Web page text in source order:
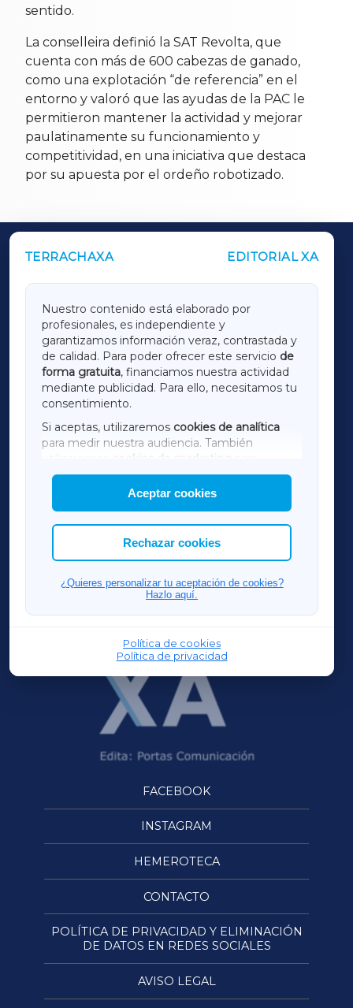
sentido.
La conselleira definió la SAT Revolta, que
cuenta con más de 600 cabezas de ganado,
como una explotación “de referencia” en el
entorno y valoró que las ayudas de la PAC le
permitieron mantener la actividad y mejorar
paulatinamente su funcionamiento y
competitividad, en una iniciativa que destaca
por su apuesta por el ordeño robotizado.
TERRACHAXA EDITORIAL XA
Nuestro contenido está elaborado por
profesionales, es independiente y
garantizamos información veraz, contrastada y
de calidad. Para poder ofrecer este servicio de
forma gratuita, financiamos nuestra actividad
mediante publicidad. Para ello, necesitamos tu
consentimiento.
Si aceptas, utilizaremos cookies de analítica
para medir nuestra audiencia. También
utilizaremos
cookies de marketing
mostrar publicidad de terceros.
Asimismo, puedes personalizar la elección de
las cookies que deseas permitir.
Aceptar cookies
Rechazar cookies
¿Quieres personalizar tu aceptación de cookies?
Hazlo aquí.
Política de cookies
Política de privacidad
OUTROS PERIÓDICOS
LUGOXA
TERRACHAXA
AMARIÑAXA
RIBEIRASACRAXA
ACORUÑAXA
FERROLXA
OURENSEXA
FACEBOOK
INSTAGRAM
HEMEROTECA
CONTACTO
POLÍTICA DE PRIVACIDAD Y ELIMINACIÓN
DE DATOS EN REDES SOCIALES
AVISO LEGAL